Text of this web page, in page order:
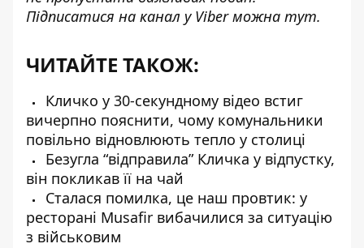
Підписатися на канал у Viber можна тут.
ЧИТАЙТЕ ТАКОЖ:
Кличко у 30-секундному відео встиг
вичерпно пояснити, чому комунальники
повільно відновлюють тепло у столиці
Безугла “відправила” Кличка у відпустку,
він покликав її на чай
Сталася помилка, це наш провтик: у
ресторані Musafir вибачилися за ситуацію
з військовим